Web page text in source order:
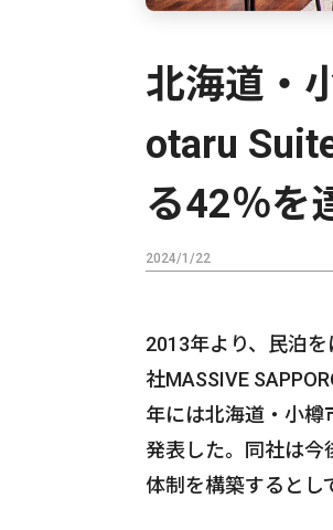
北海道・
otaru
る42％を
2024/1/22
2013年より、民泊
社MASSIVE
年には北海道・小樽
発表した。同社は
体制を構築するとし